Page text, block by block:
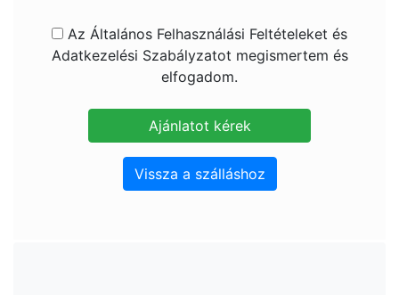
Az Általános Felhasználási Feltételeket és
Adatkezelési Szabályzatot megismertem és
elfogadom.
Vissza a szálláshoz